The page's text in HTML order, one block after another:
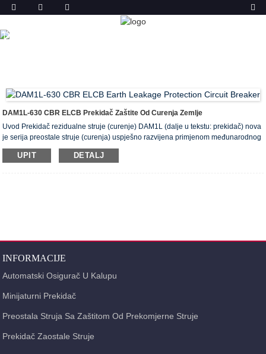
PROIZVODA
DOM
DAM1L-630 CBR ELCB Prekidač Zaštite Od Curenja Zemlje
Uvod Prekidač rezidualne struje (curenje) DAM1L (dalje u tekstu: prekidač) nova
je serija preostale struje (curenja) uspješno razvijena primjenom međunarodnog
standardnog dizajna i napredne proizvodne tehnologije. Zaštitni prekidač u
obliku lijevanog kućišta. Nazivni napon izolacije prekidača ove serije je 400V
UPIT DETALJ
INFORMACIJE
Automatski Osigurač U Kalupu
Minijaturni Prekidač
Preostala Struja Sa Zaštitom Od Prekomjerne Struje
Prekidač Zaostale Struje